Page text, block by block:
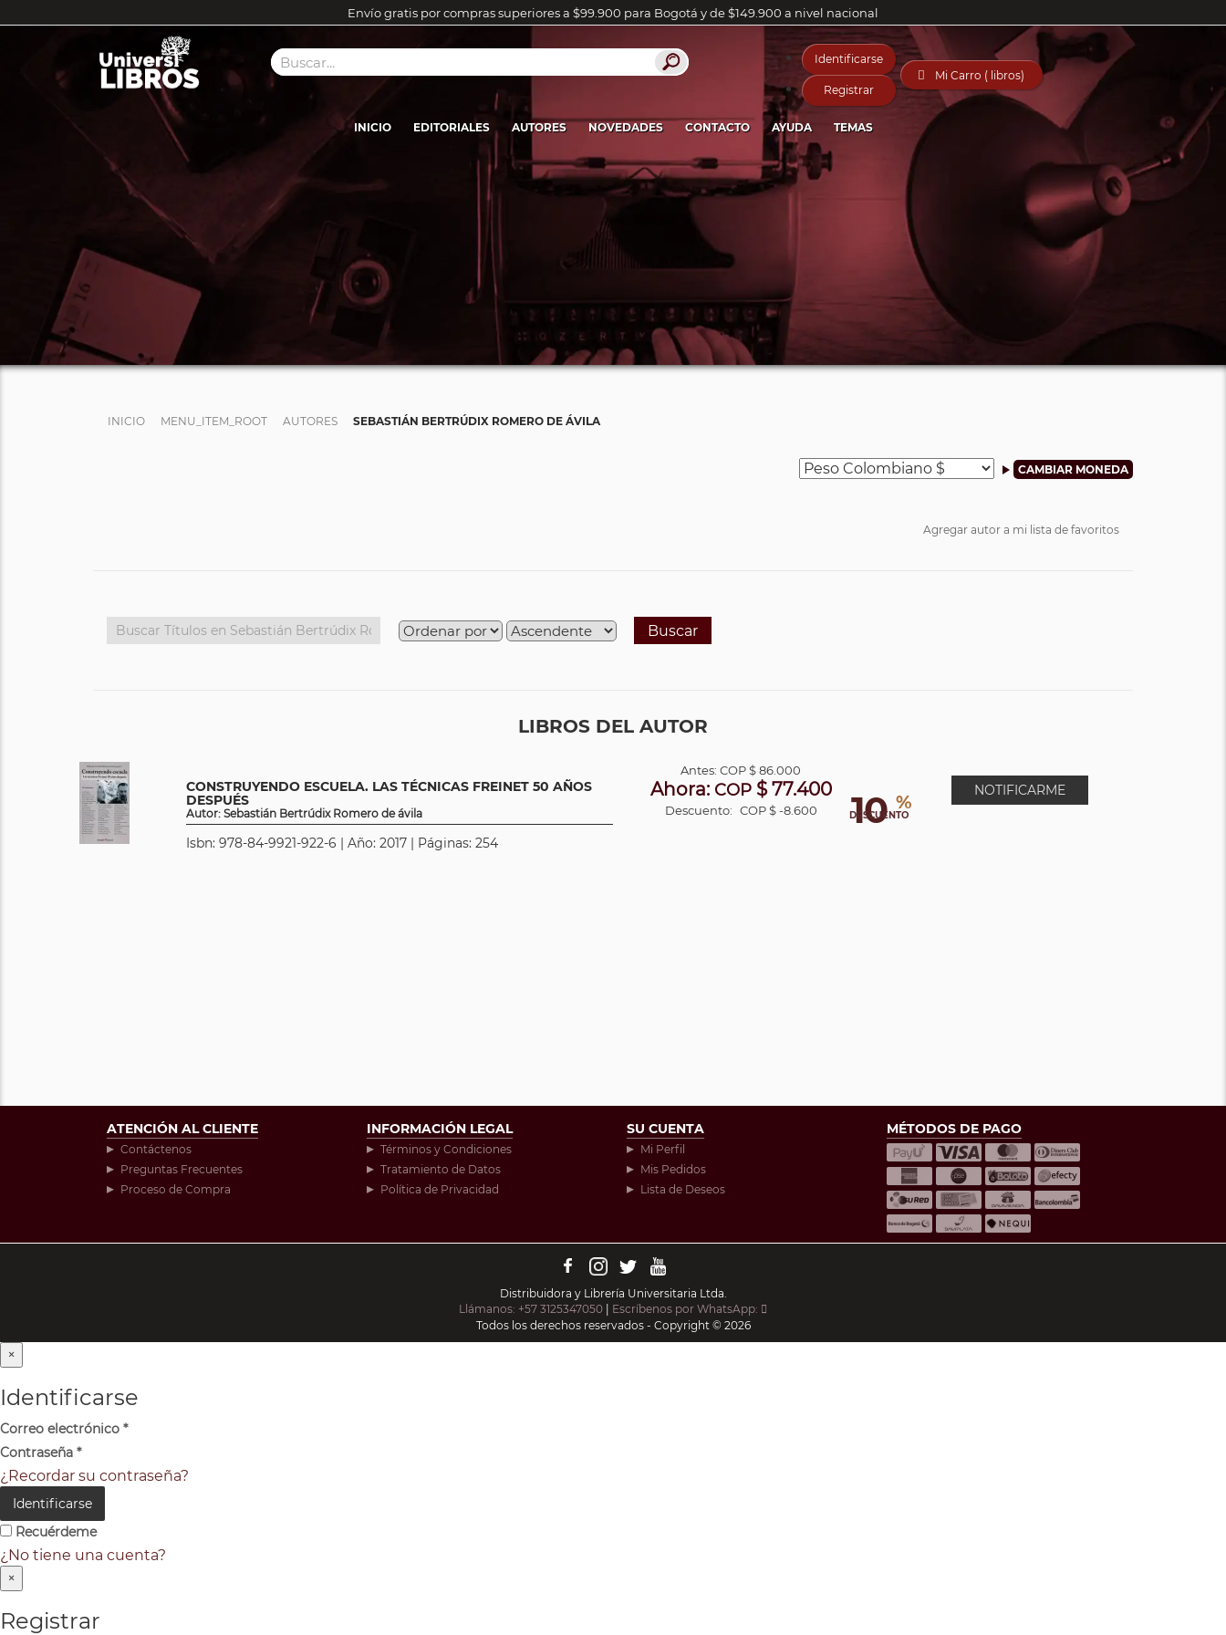
Envío gratis por compras superiores a $99.900 para Bogotá y de $149.900 a nivel nacional
Identificarse
Registrar
 Mi Carro ( libros)
INICIO EDITORIALES AUTORES NOVEDADES CONTACTO AYUDA TEMAS
INICIO MENU_ITEM_ROOT AUTORES SEBASTIÁN BERTRÚDIX ROMERO DE ÁVILA
Agregar autor a mi lista de favoritos
Buscar
LIBROS DEL AUTOR
CONSTRUYENDO ESCUELA. LAS TÉCNICAS FREINET 50 AÑOS
DESPUÉS
Autor: Sebastián Bertrúdix Romero de ávila
Isbn: 978-84-9921-922-6 | Año: 2017 | Páginas: 254
10 %
DESCUENTO
Antes:COP$ 86.000
Ahora: COP$ 77.400
Descuento: COP $ -8.600
NOTIFICARME
ATENCIÓN AL CLIENTE
Contáctenos
Preguntas Frecuentes
Proceso de Compra
INFORMACIÓN LEGAL
Términos y Condiciones
Tratamiento de Datos
Política de Privacidad
SU CUENTA
Mi Perfil
Mis Pedidos
Lista de Deseos
MÉTODOS DE PAGO
Distribuidora y Librería Universitaria Ltda.
Llámanos: +57 3125347050
Escríbenos por WhatsApp:
Todos los derechos reservados - Copyright © 2026
×
Identificarse
Correo electrónico *
Contraseña *
¿Recordar su contraseña?
Identificarse
Recuérdeme
¿No tiene una cuenta?
×
Registrar